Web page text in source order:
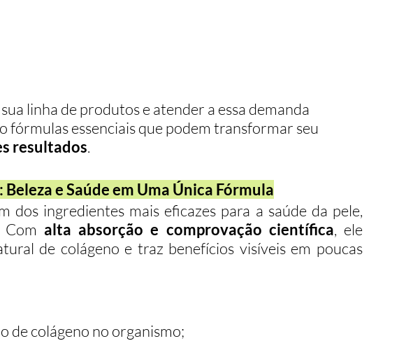
linha de produtos e atender a essa demanda
fórmulas essenciais que podem transformar seu
resultados.
e Saúde em Uma Única Fórmula
dos ingredientes mais eficazes para a saúde da pele,
alta absorção e comprovação científica, ele
de colágeno e traz benefícios visíveis em poucas
de colágeno no organismo;